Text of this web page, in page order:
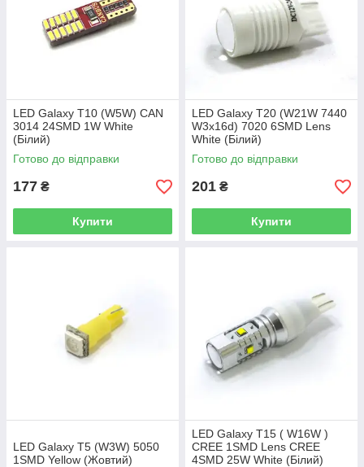
LED Galaxy T10 (W5W) CAN
3014 24SMD 1W White
(Білий)
Готово до відправки
177 ₴
Купити
LED Galaxy T20 (W21W 7440
W3х16d) 7020 6SMD Lens
White (Білий)
Готово до відправки
201 ₴
Купити
LED Galaxy T5 (W3W) 5050
1SMD Yellow (Жовтий)
LED Galaxy T15 ( W16W )
CREE 1SMD Lens CREE
4SMD 25W White (Білий)